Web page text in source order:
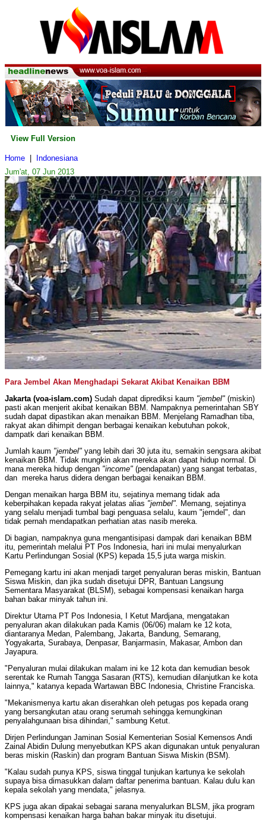
View Full Version
Home
Indonesiana
Jum'at, 07 Jun 2013
Para Jembel Akan Menghadapi Sekarat Akibat Kenaikan BBM
Jakarta (voa-islam.com) Sudah dapat diprediksi kaum "jembel" (miskin)
pasti akan menjerit akibat kenaikan BBM. Nampaknya pemerintahan SBY
sudah dapat dipastikan akan menaikan BBM. Menjelang Ramadhan tiba,
rakyat akan dihimpit dengan berbagai kenaikan kebutuhan pokok,
dampatk dari kenaikan BBM.
Jumlah kaum "jembel" yang lebih dari 30 juta itu, semakin sengsara akibat
kenaikan BBM. Tidak mungkin akan mereka akan dapat hidup normal. Di
mana mereka hidup dengan "income" (pendapatan) yang sangat terbatas,
dan mereka harus didera dengan berbagai kenaikan BBM.
Dengan menaikan harga BBM itu, sejatinya memang tidak ada
keberpihakan kepada rakyat jelatas alias "jembel". Memang, sejatinya
yang selalu menjadi tumbal bagi penguasa selalu, kaum "jemdel", dan
tidak pernah mendapatkan perhatian atas nasib mereka.
Di bagian, nampaknya guna mengantisipasi dampak dari kenaikan BBM
itu, pemerintah melalui PT Pos Indonesia, hari ini mulai menyalurkan
Kartu Perlindungan Sosial (KPS) kepada 15,5 juta warga miskin.
Pemegang kartu ini akan menjadi target penyaluran beras miskin, Bantuan
Siswa Miskin, dan jika sudah disetujui DPR, Bantuan Langsung
Sementara Masyarakat (BLSM), sebagai kompensasi kenaikan harga
bahan bakar minyak tahun ini.
Direktur Utama PT Pos Indonesia, I Ketut Mardjana, mengatakan
penyaluran akan dilakukan pada Kamis (06/06) malam ke 12 kota,
diantaranya Medan, Palembang, Jakarta, Bandung, Semarang,
Yogyakarta, Surabaya, Denpasar, Banjarmasin, Makasar, Ambon dan
Jayapura.
"Penyaluran mulai dilakukan malam ini ke 12 kota dan kemudian besok
serentak ke Rumah Tangga Sasaran (RTS), kemudian dilanjutkan ke kota
lainnya," katanya kepada Wartawan BBC Indonesia, Christine Franciska.
"Mekanismenya kartu akan diserahkan oleh petugas pos kepada orang
yang bersangkutan atau orang serumah sehingga kemungkinan
penyalahgunaan bisa dihindari," sambung Ketut.
Dirjen Perlindungan Jaminan Sosial Kementerian Sosial Kemensos Andi
Zainal Abidin Dulung menyebutkan KPS akan digunakan untuk penyaluran
beras miskin (Raskin) dan program Bantuan Siswa Miskin (BSM).
"Kalau sudah punya KPS, siswa tinggal tunjukan kartunya ke sekolah
supaya bisa dimasukkan dalam daftar penerima bantuan. Kalau dulu kan
kepala sekolah yang mendata," jelasnya.
KPS juga akan dipakai sebagai sarana menyalurkan BLSM, jika program
kompensasi kenaikan harga bahan bakar minyak itu disetujui.